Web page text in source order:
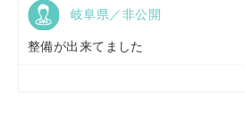
山形県／株式会社ノーキステージ
岐阜県／非公開
整備が出来てました